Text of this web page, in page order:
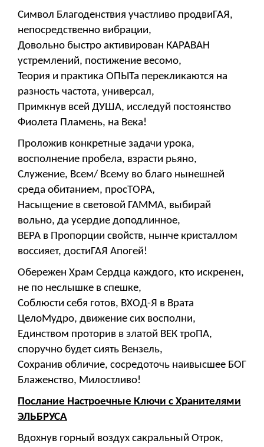
Символ Благоденствия участливо продвиГАЯ,
непосредственно вибрации,
Довольно быстро активирован КАРАВАН
устремлений, постижение весомо,
Теория и практика ОПЫТа перекликаются на
разность частота, универсал,
Примкнув всей ДУША, исследуй постоянство
Фиолета Пламень, на Века!
Проложив конкретные задачи урока,
восполнение пробела, взрасти рьяно,
Служение, Всем/ Всему во благо нынешней
среда обитанием, просТОРА,
Насыщение в световой ГАММА, выбирай
вольно, да усердие доподлинное,
ВЕРА в Пропорции свойств, нынче кристаллом
воссияет, достиГАЯ Апогей!
Обережен Храм Сердца каждого, кто искренен,
не по неслышке в спешке,
Соблюсти себя готов, ВХОД-Я в Врата
ЦелоМудро, движение сих восполни,
Единством проторив в златой ВЕК троПА,
споручно будет сиять Вензель,
Сохранив обличие, сосредоточь наивысшее БОГ
Блаженство, Милостливо!
Послание Настроечные Ключи с Хранителями
ЭЛЬБРУСА
Вдохнув горный воздух сакральный Отрок,